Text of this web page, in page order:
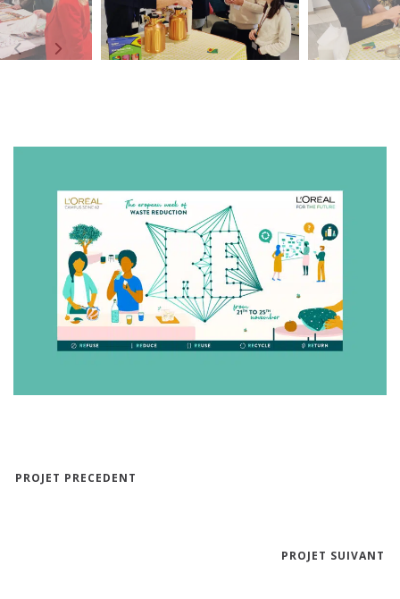
PROJET PRECEDENT
PROJET SUIVANT